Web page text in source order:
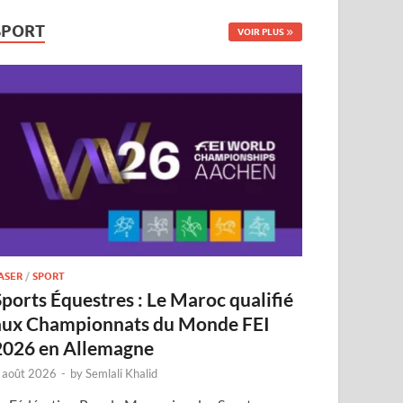
VOIR PLUS
/SPORT
Équestres : Le Maroc qualifié
Championnats du Monde FEI
en Allemagne
2026 - bySemlali Khalid